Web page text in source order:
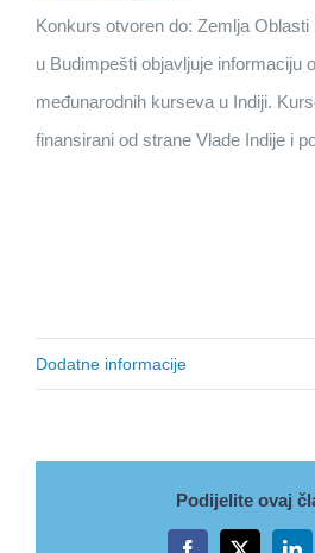
Konkurs otvoren do: Zemlja Oblasti
u Budimpešti objavljuje informaciju
međunarodnih kurseva u Indiji.
finansirani od strane Vlade Indije i
Dodatne informacije
Podijelite ovaj